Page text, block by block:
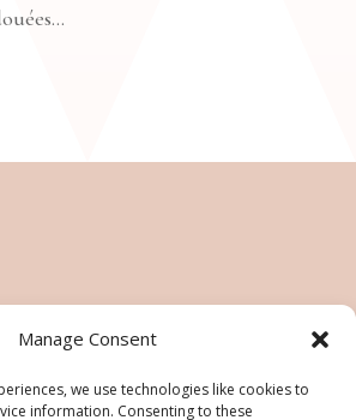
Manage Consent
we use technologies like cookies to
information. Consenting to these